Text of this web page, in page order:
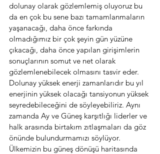
dolunay olarak gözlemlemiş oluyoruz bu
da en çok bu sene bazı tamamlanmaların
yaşanacağı, daha önce farkında
olmadığımız bir çok şeyin gün yüzüne
çıkacağı, daha önce yapılan girişimlerin
sonuçlarının somut ve net olarak
gözlemlenebilecek olmasını tasvir eder.
Dolunay yüksek enerji zamanlarıdır bu yıl
enerjinin yüksek olacağı tansiyonun yüksek
seyredebileceğini de söyleyebiliriz. Aynı
zamanda Ay ve Güneş karşıtlığı liderler ve
halk arasında birtakım zıtlaşmaları da göz
önünde bulundurmamızı söylüyor.
Ülkemizin bu güneş dönüşü haritasında